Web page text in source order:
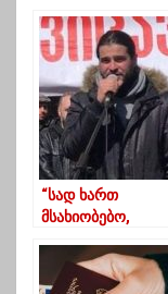
მხატვრისგან
“სად ხართ
მსახიობებო,
პედაგოგებო… ეს
ქვეყანა თქვენი არ